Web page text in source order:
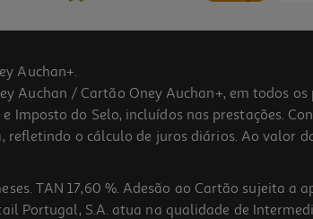
Auchan+.
Auchan / Cartão Oney Auchan+, em todos
Imposto do Selo, incluídos nas prestações.
o cálculo de juros diários. Ao valor
TAN 17,60 %. Adesão ao Cartão sujeita a
Portugal, S.A. atua na qualidade de